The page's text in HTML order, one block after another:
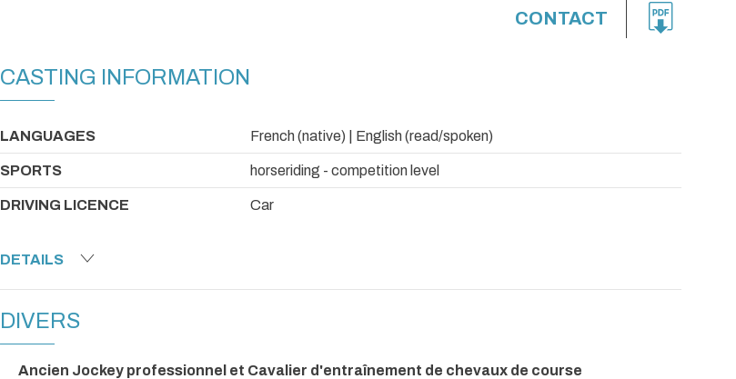
CONTACT
CASTING INFORMATION
LANGUAGES French (native) | English (read/spoken)
SPORTS horseriding - competition level
DRIVING LICENCE Car
DETAILS
DIVERS
Ancien Jockey professionnel et Cavalier d'entraînement de chevaux de course